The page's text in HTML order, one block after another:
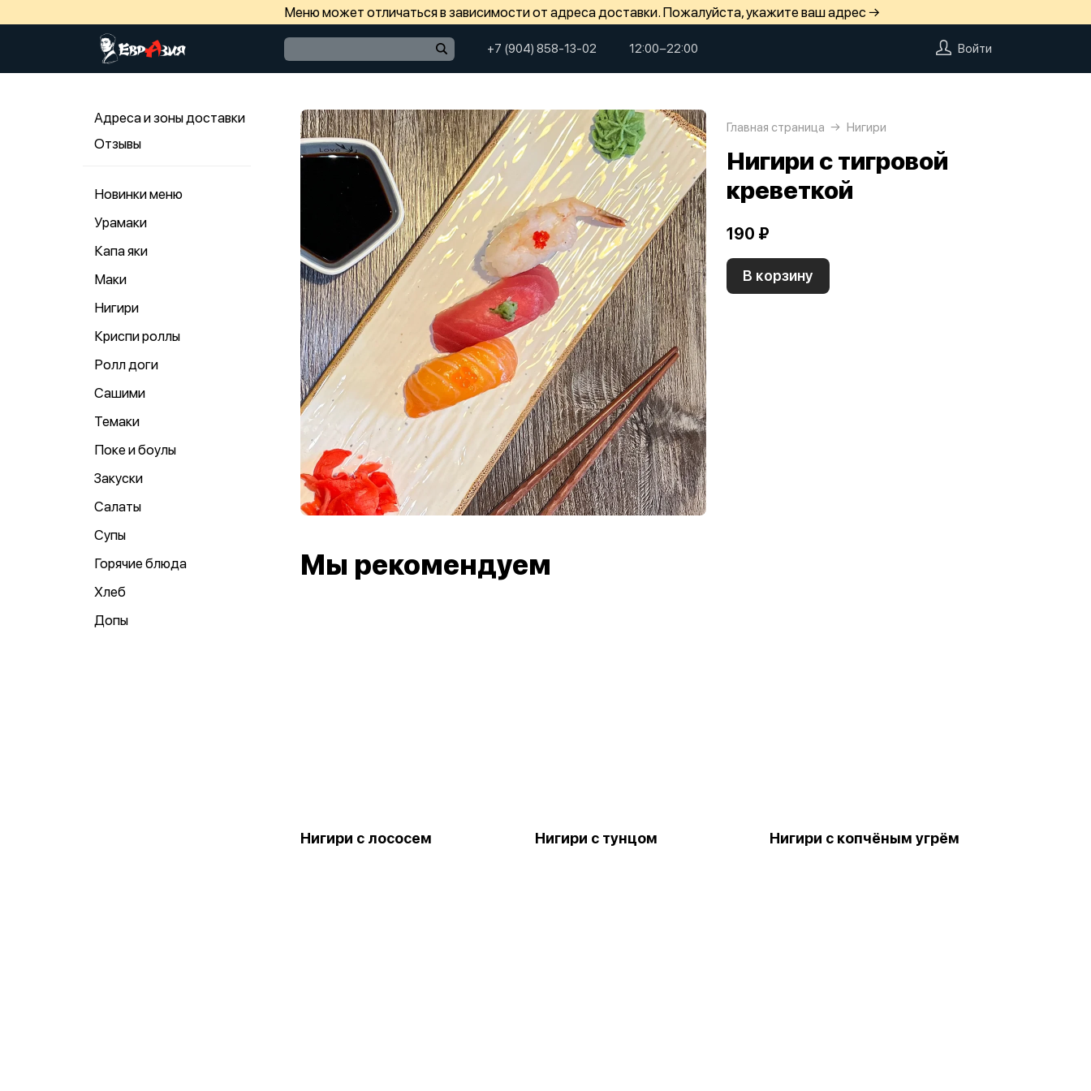
Меню может отличаться в зависимости от адреса доставки. Пожалуйста, укажите ваш адрес →
+7 (904) 858-13-02 12:00−22:00 Войти
Адреса и зоны доставки
Отзывы
Новинки меню
Урамаки
Капа яки
Маки
Нигири
Криспи роллы
Ролл доги
Сашими
Темаки
Поке и боулы
Закуски
Салаты
Супы
Горячие блюда
Хлеб
Допы
Главная страница Нигири
Нигири с тигровой
креветкой
190 ₽
В корзину
Мы рекомендуем
Нигири с лососем Нигири с тунцом Нигири с копчёным угрём